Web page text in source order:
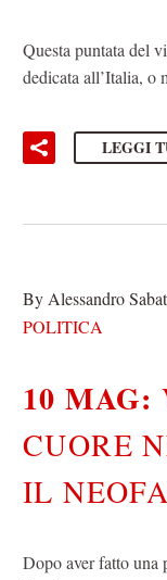
Questa puntata del
dedicata all’Italia,
LEGGI
By Alessandro
POLITICA
10 MAG:
CUORE
IL
Dopo aver fatto una